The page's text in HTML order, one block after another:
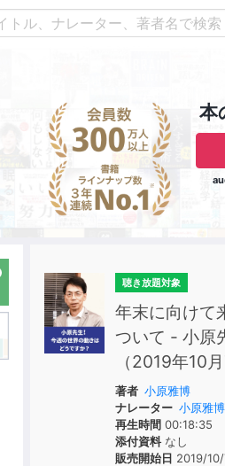
本
聴き放題対象
年末に向けて
ついて - 小原
（2019年10
著者 小原雅博
ナレーター 小原雅博
再生時間 00:18:35
添付資料なし
販売開始日 2019/